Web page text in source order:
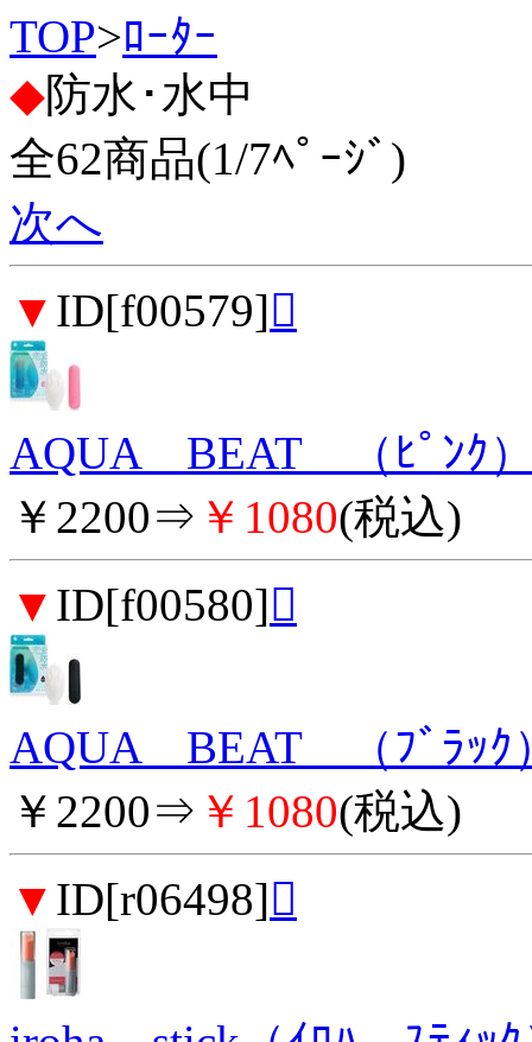
TOP>ﾛｰﾀｰ
◆防水･水中
全62商品(1/7ﾍﾟｰｼﾞ)
次へ
▼ ID[f00579]
AQUA BEAT （ﾋﾟﾝｸ
￥2200⇒ ￥1080(税込)
▼ ID[f00580]
AQUA BEAT （ﾌﾞﾗｯｸ
￥2200⇒ ￥1080(税込)
▼ ID[r06498]